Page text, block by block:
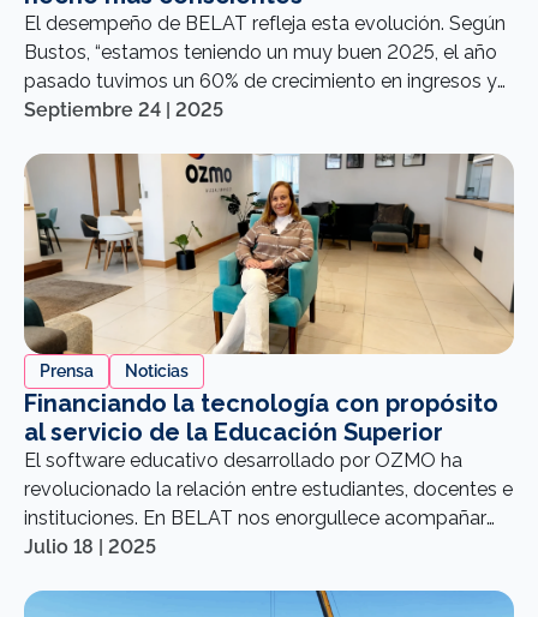
El desempeño de BELAT refleja esta evolución. Según
Bustos, “estamos teniendo un muy buen 2025, el año
pasado tuvimos un 60% de crecimiento en ingresos y
un 30% en colocaciones”. Estas cifras no solo muestran
de inversionistas que buscan alinear sus decisiones con
un propósito mayor.
Septiembre 24 | 2025
Prensa Noticias
Financiando la tecnología con propósito
al servicio de la Educación Superior
El software educativo desarrollado por OZMO ha
revolucionado la relación entre estudiantes, docentes e
instituciones. En BELAT nos enorgullece acompañar
con financiamiento a las empresas que están
el beneficio de comunidades educativas.
Julio 18 | 2025